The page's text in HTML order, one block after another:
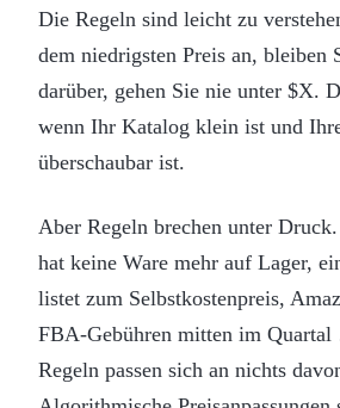
Die Regeln sind leicht zu
dem niedrigsten Preis an, bleiben
darüber, gehen Sie nie unter $X.
wenn Ihr Katalog klein ist und
überschaubar ist.
Aber Regeln brechen unter
hat keine Ware mehr auf Lager,
listet zum Selbstkostenpreis,
FBA-Gebühren mitten im
Regeln passen sich an nichts